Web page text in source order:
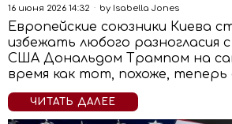
16 июня 2026 14:32 by Isabella Jones
Европейские союзники Киева
избежать любого разногласия
США Дональдом Трампом на
время как тот, похоже,
ЧИТАТЬ ДАЛЕЕ